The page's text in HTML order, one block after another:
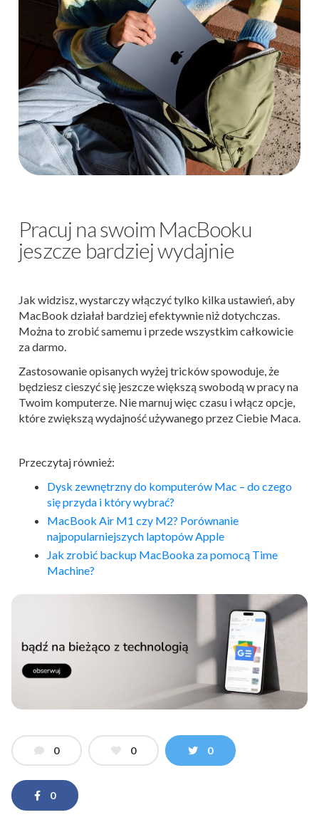
Pracuj na swoim MacBooku
jeszcze bardziej wydajnie
Jak widzisz, wystarczy włączyć tylko kilka ustawień, aby
MacBook działał bardziej efektywnie niż dotychczas.
Można to zrobić samemu i przede wszystkim całkowicie
za darmo.
Zastosowanie opisanych wyżej tricków spowoduje, że
będziesz cieszyć się jeszcze większą swobodą w pracy na
Twoim komputerze. Nie marnuj więc czasu i włącz opcje,
które zwiększą wydajność używanego przez Ciebie Maca.
Przeczytaj również:
Dysk zewnętrzny do komputerów Mac – do czego
się przyda i który wybrać?
MacBook Air M1 czy M2? Porównanie
najpopularniejszych laptopów Apple
Jak zrobić backup MacBooka za pomocą Time
Machine?
0 0 0
0